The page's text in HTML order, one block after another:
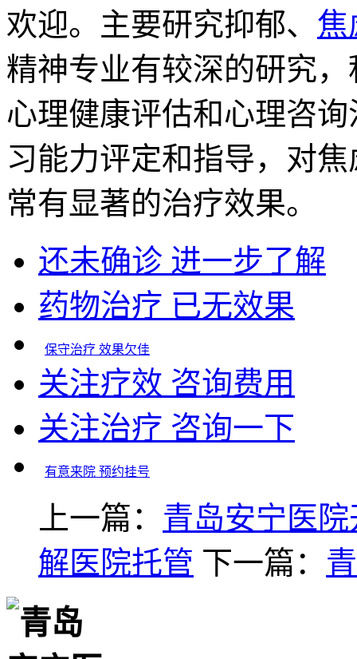
欢迎。主要研究抑郁、 焦
精神专业有较深的研究
心理健康评估和心理咨
习能力评定和指导，对
常有显著的治疗效果。
还未确诊 进一步了解
药物治疗 已无效果
保守治疗 效果欠佳
关注疗效 咨询费用
关注治疗 咨询一下
有意来院 预约挂号
上一篇： 青岛安宁医
解医院托管 下一篇：